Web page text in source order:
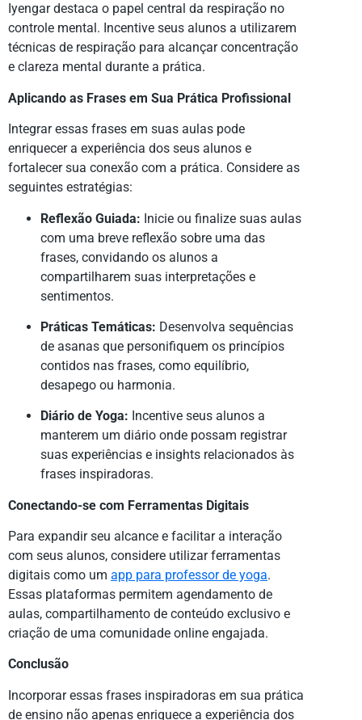
Iyengar destaca o papel central da respiração no
controle mental. Incentive seus alunos a utilizarem
técnicas de respiração para alcançar concentração
e clareza mental durante a prática.
Aplicando as Frases em Sua Prática Profissional
Integrar essas frases em suas aulas pode
enriquecer a experiência dos seus alunos e
fortalecer sua conexão com a prática. Considere as
seguintes estratégias:
Reflexão Guiada: Inicie ou finalize suas aulas
com uma breve reflexão sobre uma das
frases, convidando os alunos a
compartilharem suas interpretações e
sentimentos.
Práticas Temáticas: Desenvolva sequências
de asanas que personifiquem os princípios
contidos nas frases, como equilíbrio,
desapego ou harmonia.
Diário de Yoga: Incentive seus alunos a
manterem um diário onde possam registrar
suas experiências e insights relacionados às
frases inspiradoras.
Conectando-se com Ferramentas Digitais
Para expandir seu alcance e facilitar a interação
com seus alunos, considere utilizar ferramentas
digitais como um app para professor de yoga.
Essas plataformas permitem agendamento de
aulas, compartilhamento de conteúdo exclusivo e
criação de uma comunidade online engajada.
Conclusão
Incorporar essas frases inspiradoras em sua prática
de ensino não apenas enriquece a experiência dos